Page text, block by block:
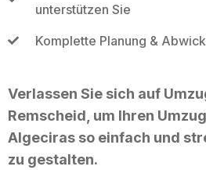
unterstützen Sie
Komplette Planung &
Verlassen Sie sich auf
Remscheid, um Ihren
Algeciras so einfach und
zu gestalten.